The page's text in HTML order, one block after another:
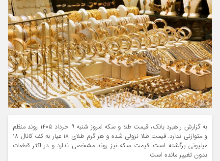
به گزارش راهبرد بانک، قیمت طلا و سکه امروز شنبه ۹ خرداد ۱۴۰۵ روند منظم
و متوازنی ندارد. قیمت طلا نزولی شده و هر گرم طلای ۱۸ عیار به کف کانال ۱۸
میلیونی برگشته است. قیمت سکه نیز روند مشخصی ندارد و در اکثر قطعات
بدون تغییر مانده است.